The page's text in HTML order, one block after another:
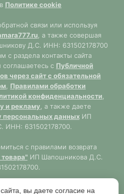
Политике cookie
связи или используя
, а также совершая
Д.С. ИНН: 631502178700
раздела контакты сайта
соглашаетесь с Публичной
через сайт с обязательной
, Правилами обработки
конфиденциальности,
и рекламу, а также даете
персональных данныхИП
ИНН: 631502178700.
с правилами возврата
ИП Шапошникова Д.С.
является публичной офертой,
вы даете согласие на